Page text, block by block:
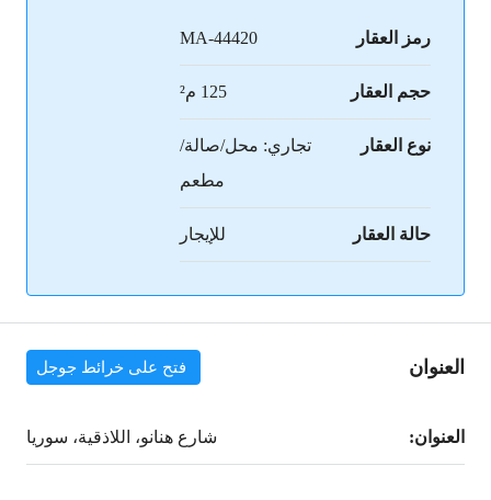
رمز العقار MA-44420
حجم العقار 125 م²
نوع العقار
تجاري: محل/صالة/
مطعم
حالة العقار للإيجار
العنوان فتح على خرائط جوجل
العنوان: شارع هنانو، اللاذقية، سوريا